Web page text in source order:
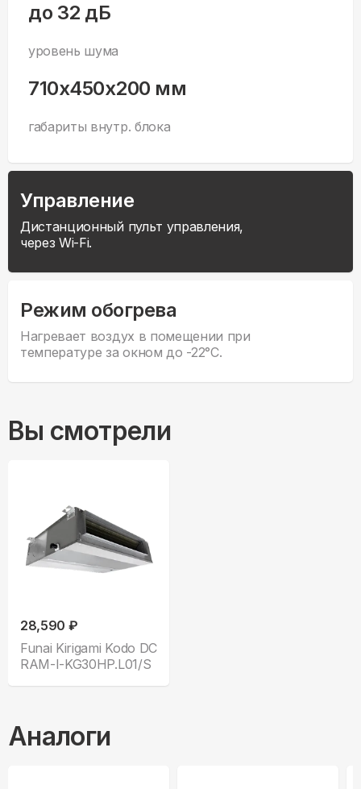
до 32 дБ
уровень шума
710x450x200 мм
габариты внутр. блока
Управление
Дистанционный пульт управления,
через Wi-Fi.
Режим обогрева
Нагревает воздух в помещении при
температуре за окном до -22°С.
Вы смотрели
28,590 ₽
Funai Kirigami Kodo DC
RAM-I-KG30HP.L01/S
Аналоги